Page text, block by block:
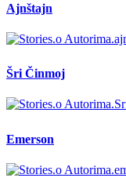
Ajnštajn
Šri Činmoj
Emerson